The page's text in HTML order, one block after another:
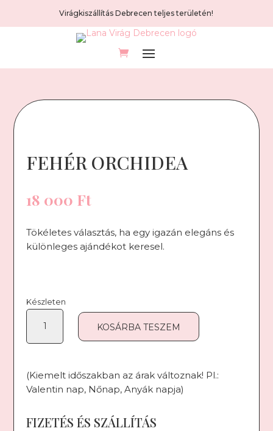
Virágkiszállítás Debrecen teljes területén!
FEHÉR ORCHIDEA
18 000 Ft
Tökéletes választás, ha egy igazán elegáns és
különleges ajándékot keresel.
Készleten
Fehér
Orchidea
mennyiség
KOSÁRBA TESZEM
(Kiemelt időszakban az árak változnak! Pl.:
Valentin nap, Nőnap, Anyák napja)
FIZETÉS ÉS SZÁLLÍTÁS